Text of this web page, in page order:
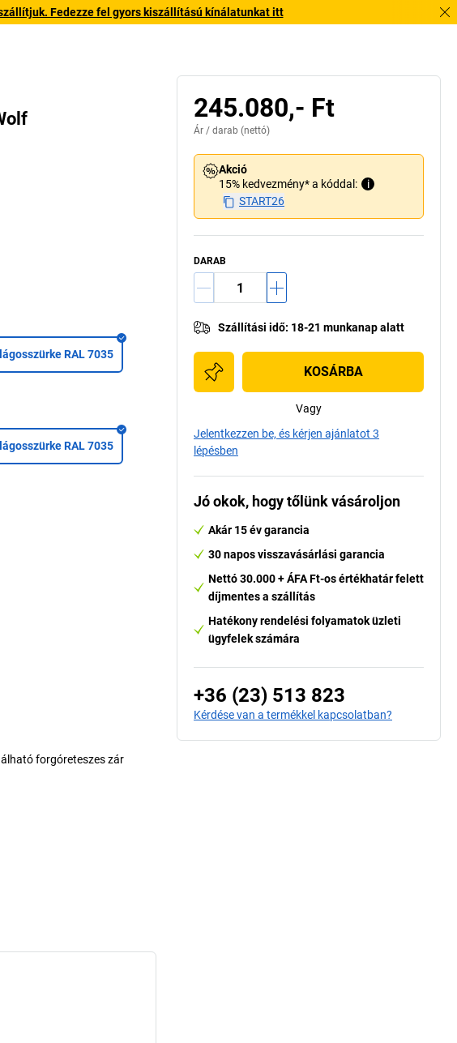
Fedezze fel gyors kiszállítású kínálatunkat itt
RAL 7035
RAL 7035
forgóreteszes zár
245.080,- Ft
Ár / darab (nettó)
Akció
15% kedvezmény* a kóddal:
i
START26
DARAB
Szállítási idő: 18-21 munkanap alatt
KOSÁRBA
Vagy
Jelentkezzen be, és kérjen ajánlatot 3
lépésben
Jó okok, hogy tőlünk vásároljon
Akár 15 év garancia
30 napos visszavásárlási garancia
Nettó 30.000 + ÁFA Ft-os értékhatár felett
díjmentes a szállítás
Hatékony rendelési folyamatok üzleti
ügyfelek számára
+36 (23) 513 823
Kérdése van a termékkel kapcsolatban?